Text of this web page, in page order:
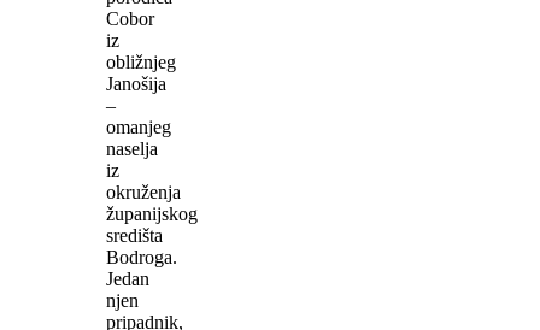
Cobor
iz
obližnjeg
Janošija
–
omanjeg
naselja
iz
okruženja
županijskog
središta
Bodroga.
Jedan
njen
pripadnik,